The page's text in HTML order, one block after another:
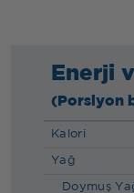
Enerji
(Porsiyon
Kalori
Yağ
Doymuş